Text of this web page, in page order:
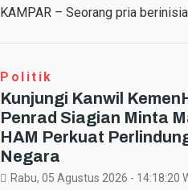
KAMPAR – Seorang pria
Politik
Kunjungi Kanwil
Penrad Siagian Minta
HAM Perkuat
Negara
Rabu, 05 Agustus 2026 - 14:18:20